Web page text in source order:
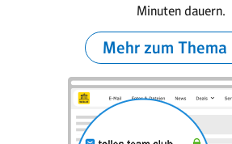
Minuten dauern.
Mehr zum Thema